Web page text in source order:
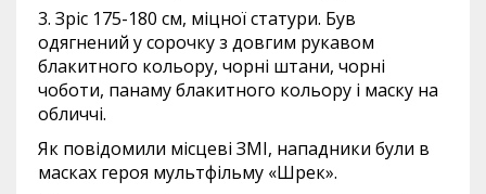
3. Зріс 175-180 см, міцної статури. Був
одягнений у сорочку з довгим рукавом
блакитного кольору, чорні штани, чорні
чоботи, панаму блакитного кольору і маску на
обличчі.
Як повідомили місцеві ЗМІ, нападники були в
масках героя мультфільму «Шрек».